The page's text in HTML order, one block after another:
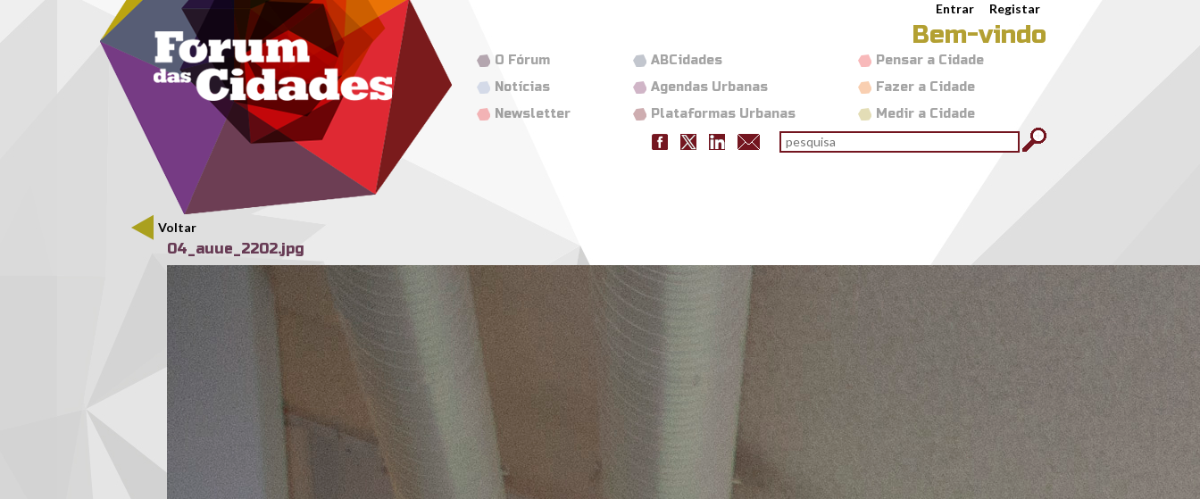
Passar para o conteúdo principalMenu secundário Entrar Registar
Bem-vindo
Pensar a Cidade
Fazer a Cidade
Medir a Cidade
ABCidades
Agendas Urbanas
Plataformas Urbanas
O Fórum
Notícias
Newsletter
Formulário de pesquisa
pesquisar
Voltar
04_auue_2202.jpg